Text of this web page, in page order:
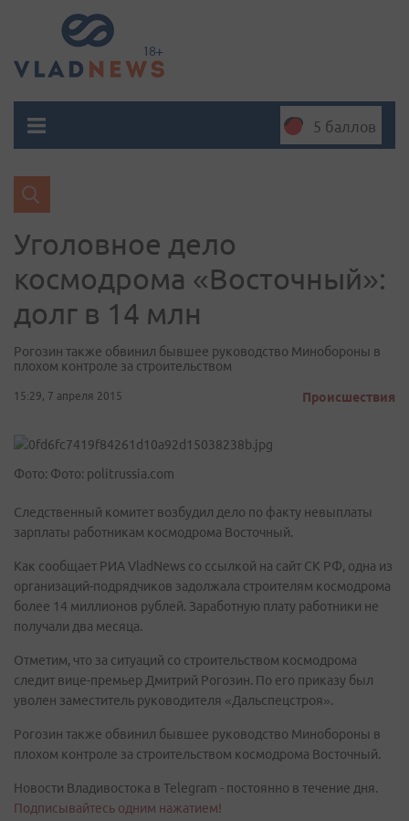
5 баллов
Уголовное дело
космодрома «Восточный»:
долг в 14 млн
Рогозин также обвинил бывшее руководство Минобороны в
плохом контроле за строительством
15:29, 7 апреля 2015 Происшествия
Фото: Фото: politrussia.com
Следственный комитет возбудил дело по факту невыплаты
зарплаты работникам космодрома Восточный.
Как сообщает РИА VladNews со ссылкой на сайт СК РФ, одна из
организаций-подрядчиков задолжала строителям космодрома
более 14 миллионов рублей. Заработную плату работники не
получали два месяца.
Отметим, что за ситуаций со строительством космодрома
следит вице-премьер Дмитрий Рогозин. По его приказу был
уволен заместитель руководителя «Дальспецстроя».
Рогозин также обвинил бывшее руководство Минобороны в
плохом контроле за строительством космодрома Восточный.
Новости Владивостока в Telegram - постоянно в течение дня.
Подписывайтесь одним нажатием!